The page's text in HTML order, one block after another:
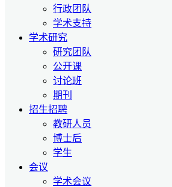
行政团队
学术支持
学术研究
研究团队
公开课
讨论班
期刊
招生招聘
教研人员
博士后
学生
会议
学术会议